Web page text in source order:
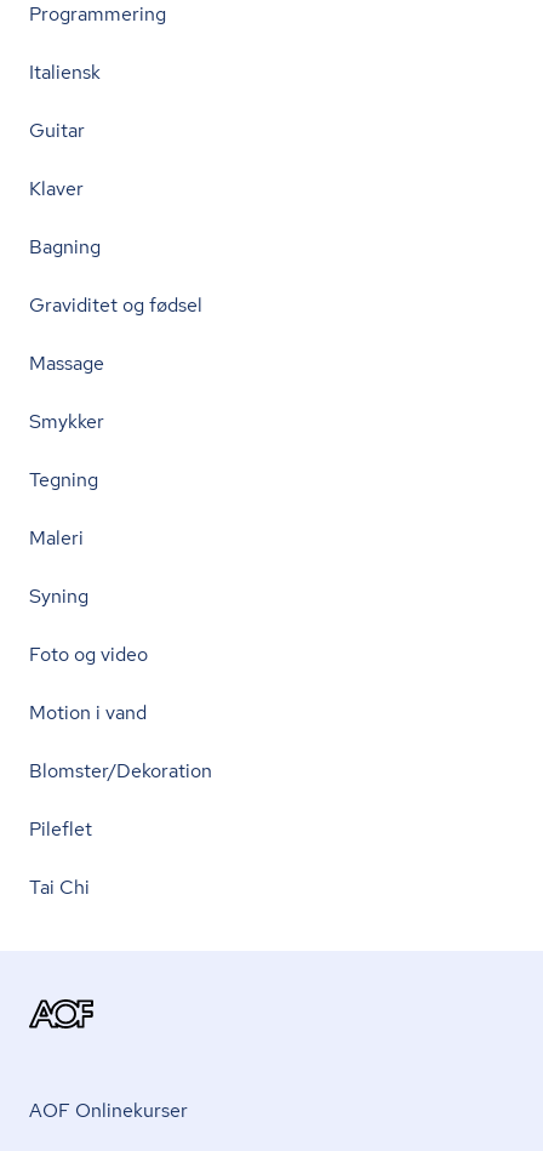
Programmering
Italiensk
Guitar
Klaver
Bagning
Graviditet og fødsel
Massage
Smykker
Tegning
Maleri
Syning
Foto og video
Motion i vand
Blomster/Dekoration
Pileflet
Tai Chi
AOF Onlinekurser